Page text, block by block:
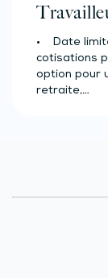
• Date
cotisations
option pour
retraite,…